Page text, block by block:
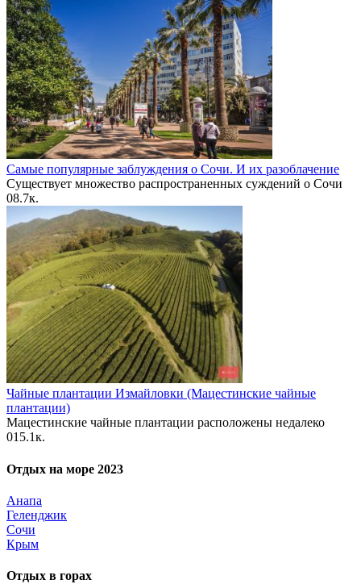
Самые популярные заблуждения о Сочи. И их разоблачение
Существует множество распространенных суждений о Сочи
08.7к.
Чайные плантации Измайловки (Мацестинские чайные
плантации)
Мацестинские чайные плантации расположены недалеко
015.1к.
Отдых на море 2023
Анапа
Геленджик
Сочи
Крым
Отдых в горах